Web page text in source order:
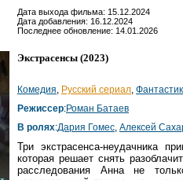
Дата выхода фильма: 15.12.2024
Дата добавления: 16.12.2024
Последнее обновление: 14.01.2026
Экстрасенсы (2023)
Комедия, Русский сериал,
Режиссер:Роман Батаев
В ролях:Дария Гомес, Алексей
Три экстрасенса-неудачника
которая решает снять
расследования Анна не